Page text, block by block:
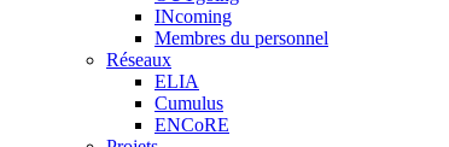
INcoming
Membres du personnel
Réseaux
ELIA
Cumulus
ENCoRE